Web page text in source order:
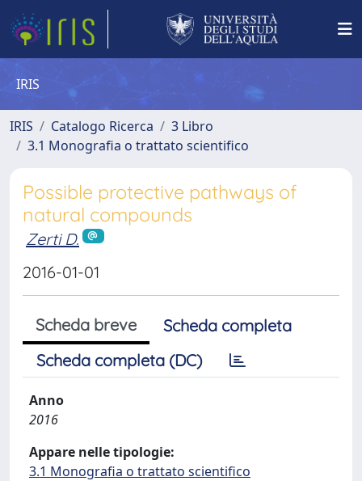
IRIS
IRIS Catalogo Ricerca
3 Libro
3.1 Monografia o trattato scientifico
Possible protective pathways of
natural compounds
Zerti D.
2016-01-01
Scheda breve
Scheda completa
Scheda completa (DC)
Anno
2016
Appare nelle tipologie:
3.1 Monografia o trattato scientifico